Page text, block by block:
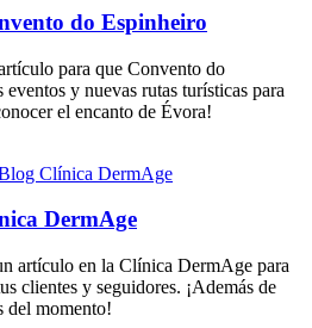
do Espinheiro
para que Convento do
y nuevas rutas turísticas para
el encanto de Évora!
DermAge
artículo en la Clínica DermAge para
clientes y seguidores. ¡Además de
del momento!